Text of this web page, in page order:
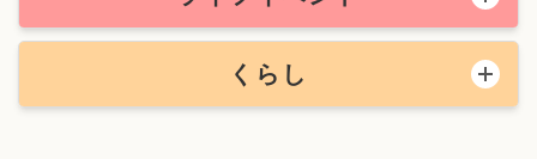
くらし